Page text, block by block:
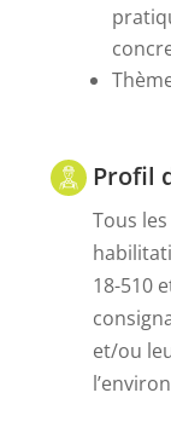
Profil
Tous
18-510
et/ou